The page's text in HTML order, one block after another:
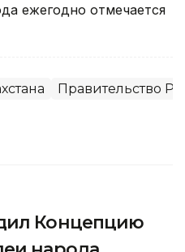
ежегодно отмечается
Правительство РК
Концепцию